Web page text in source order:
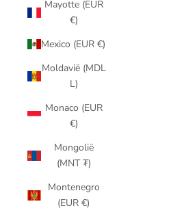
Mayotte (EUR
€)
Mexico (EUR €)
Moldavië (MDL
L)
Monaco (EUR
€)
Mongolië
(MNT ₮)
Montenegro
(EUR €)